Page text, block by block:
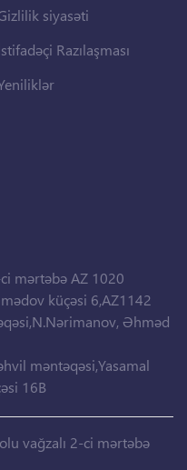
siyasəti
Razılaşması
mərtəbə AZ 1020
küçəsi 6,AZ1142
Əhməd
məntəqəsi,Yasamal
16B
vağzalı 2-ci mərtəbə